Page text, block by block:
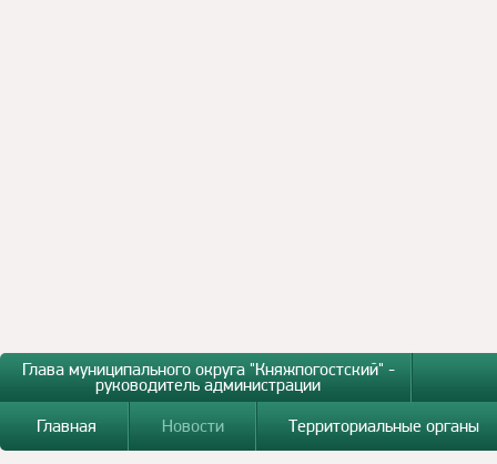
Глава муниципального округа "Княжпогостский" -
руководитель администрации
Главная
Новости Территориальные органы